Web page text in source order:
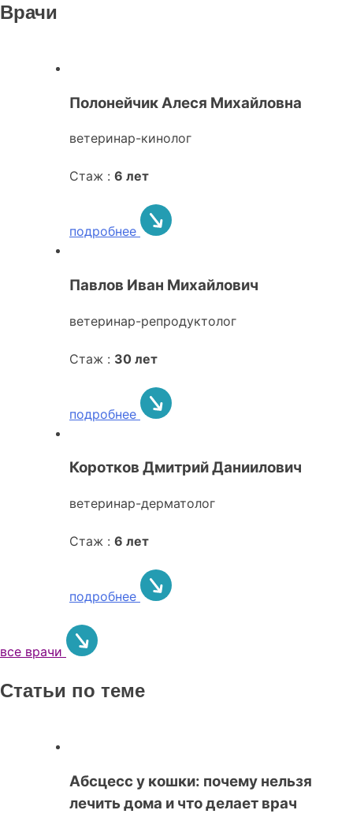
Врачи
Полонейчик Алеся Михайловна
ветеринар-кинолог
Стаж : 6 лет
подробнее
Павлов Иван Михайлович
ветеринар-репродуктолог
Стаж : 30 лет
подробнее
Коротков Дмитрий Даниилович
ветеринар-дерматолог
Стаж : 6 лет
подробнее
все врачи
Статьи по теме
Абсцесс у кошки: почему нельзя
лечить дома и что делает врач